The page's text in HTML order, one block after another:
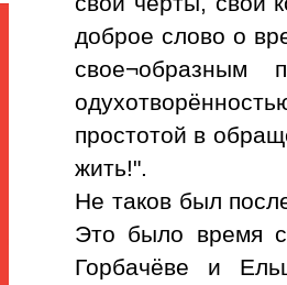
доброе слово о
свое¬образным
простотой в
жить!".
Не таков был
Это было время
Горбачёве и